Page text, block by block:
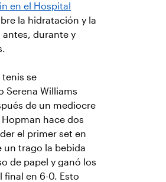
en el Hospital
la hidratación y la
antes, durante y
se
Serena Williams
de un mediocre
hace dos
el primer set en
un trago la bebida
de papel y ganó los
final en 6-0. Esto